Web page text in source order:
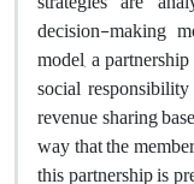
decision-making
model, a
social
revenue sharing
way that the
this partnership is